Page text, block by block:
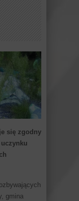
się zgodny
uczynku
gmina